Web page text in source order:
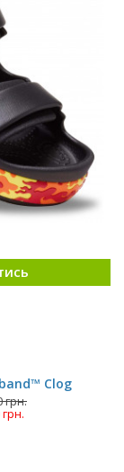
Clog
грн.